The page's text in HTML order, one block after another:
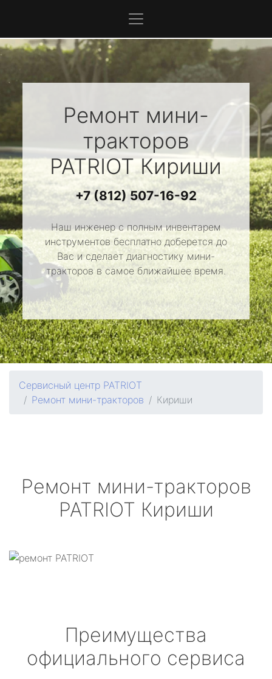
Ремонт мини-
тракторов
PATRIOTКириши
+7 (812) 507-16-92
Наш инженер с полным инвентарем
инструментов бесплатно доберется до
Вас и сделает диагностику мини-
тракторов в самое ближайшее время.
Сервисный центр PATRIOT
Ремонт мини-тракторов
Кириши
Ремонт мини-тракторов
PATRIOT Кириши
Преимущества
официального сервиса